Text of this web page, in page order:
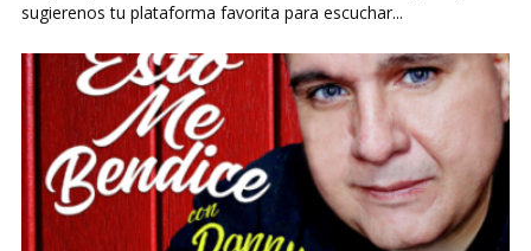
sugierenos tu plataforma favorita para escuchar...